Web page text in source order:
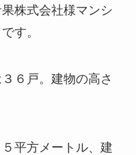
株式会社様マンシ
す。
６戸。建物の高さ
平方メートル、建